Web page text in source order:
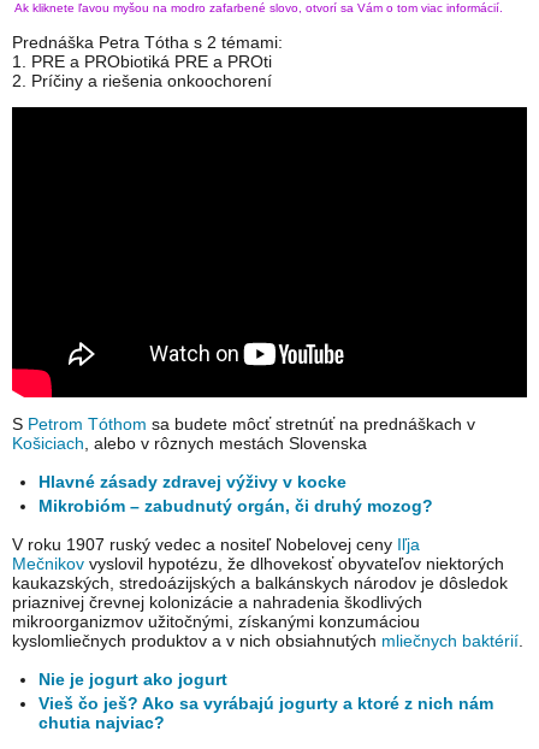
Ak kliknete ľavou myšou na modro zafarbené slovo, otvorí sa Vám o tom viac informácií.
Prednáška Petra Tótha s 2 témami:
1. PRE a PRObiotiká PRE a PROti
2. Príčiny a riešenia onkoochorení
S Petrom Tóthom sa budete môcť stretnúť na prednáškach v
Košiciach , alebo v rôznych mestách Slovenska
Hlavné zásady zdravej výživy v kocke
Mikrobióm – zabudnutý orgán, či druhý mozog?
V roku 1907 ruský vedec a nositeľ Nobelovej ceny Iľja
Mečnikov vyslovil hypotézu, že dlhovekosť obyvateľov niektorých
kaukazských, stredoázijských a balkánskych národov je dôsledok
priaznivej črevnej kolonizácie a nahradenia škodlivých
mikroorganizmov užitočnými, získanými konzumáciou
kyslomliečnych produktov a v nich obsiahnutých mliečnych baktérií
Nie je jogurt ako jogurt
Vieš čo ješ? Ako sa vyrábajú jogurty a ktoré z nich nám
chutia najviac?